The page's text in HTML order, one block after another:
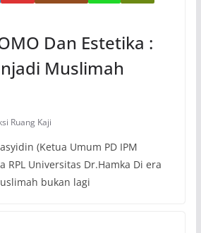
Dan Estetika :
Muslimah
Ruang Kaji
(Ketua Umum PD IPM
RPL Universitas Dr.Hamka Di era
bukan lagi